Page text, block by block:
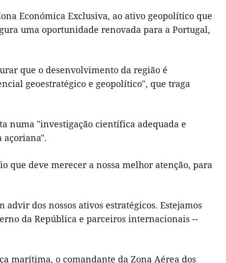
Económica Exclusiva, ao ativo geopolítico que
uma oportunidade renovada para a Portugal,
que o desenvolvimento da região é
geoestratégico e geopolítico", que traga
numa "investigação científica adequada e
açoriana".
que deve merecer a nossa melhor atenção, para
dos nossos ativos estratégicos. Estejamos
da República e parceiros internacionais --
marítima, o comandante da Zona Aérea dos